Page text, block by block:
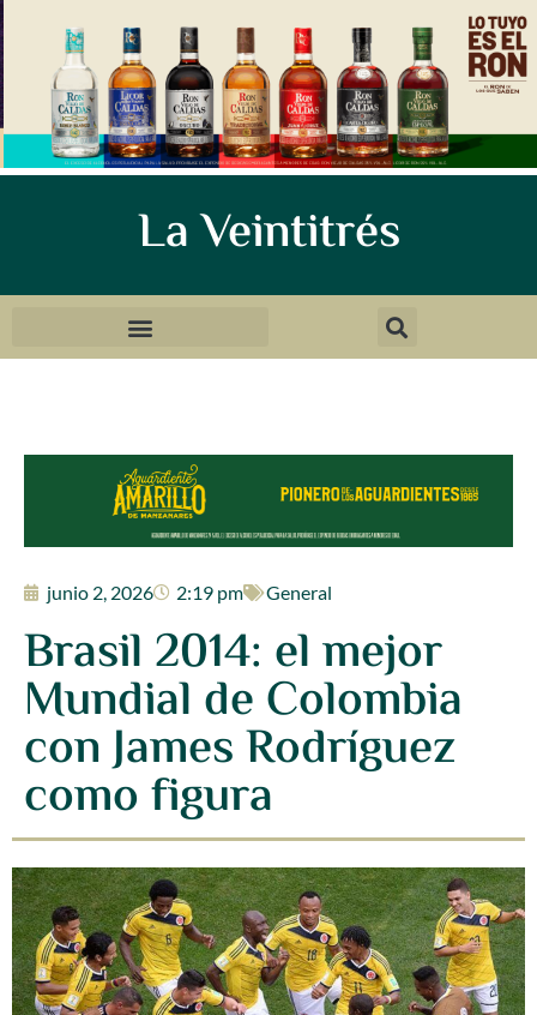
La Veintitrés
junio 2, 2026 2:19 pm General
Brasil 2014: el mejor
Mundial de Colombia
con James Rodríguez
como figura